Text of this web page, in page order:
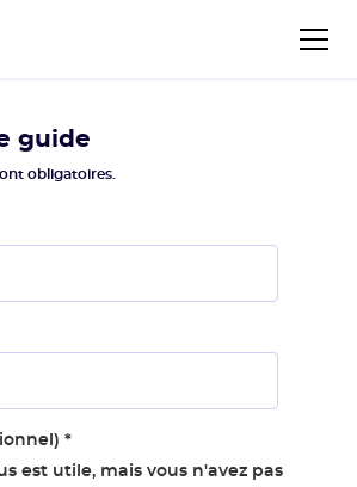
guide
obligatoires.
*
est utile, mais vous n'avez pas